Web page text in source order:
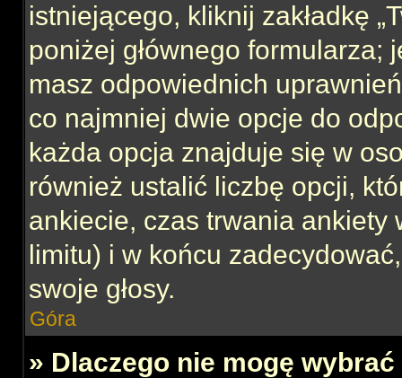
istniejącego, kliknij zakładkę
poniżej głównego formularza;
masz odpowiednich
co najmniej dwie opcje do
każda opcja znajduje się w
również ustalić liczbę opcji,
ankiecie, czas trwania ankiety
limitu) i w końcu
swoje głosy.
Góra
» Dlaczego nie mogę